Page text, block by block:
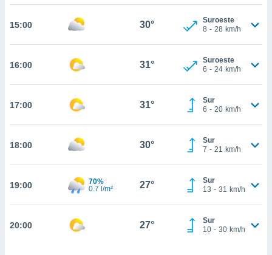
la
ya sean
en
perfil
ACEPTAR
15:00 30°
Suroeste
8 - 28 km/h
16:00 31°
Suroeste
6 - 24 km/h
17:00 31°
Sur
6 - 20 km/h
18:00 30°
Sur
7 - 21 km/h
19:00
70%
0.7 l/m²
27°
Sur
13 - 31 km/h
20:00 27°
Sur
10 - 30 km/h